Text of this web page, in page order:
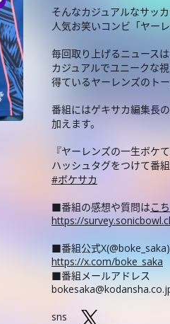
そんなカジュアルなサッ
人気お笑いコンビ「ヤー
毎回取り上げるニュース
カジュアルでユニークな
得ているヤーレンズのト
番組にはゲキサカ編集長
加えます。
『ヤーレンズの一生ボケ
ハッシュタグをつけて番
#ボケサカ
■番組の感想や質問はこ
https://
■番組公式X(@boke_saka)
https://x.com/boke_saka
■番組メールアドレス
sns